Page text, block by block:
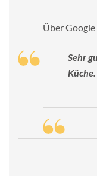
Über
Sehr